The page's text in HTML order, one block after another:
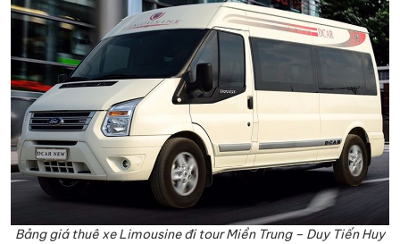
Bảng giá thuê xe Limousine đi tour Miền Trung – Duy Tiến Huy